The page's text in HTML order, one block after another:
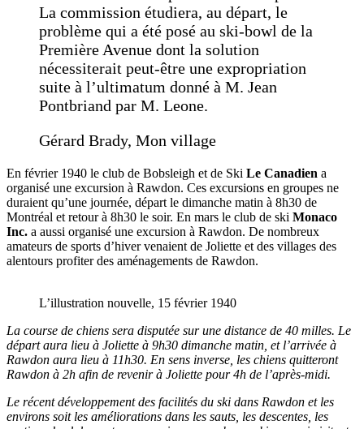
La commission étudiera, au départ, le
problème qui a été posé au ski-bowl de la
Première Avenue dont la solution
nécessiterait peut-être une expropriation
suite à l’ultimatum donné à M. Jean
Pontbriand par M. Leone.
Gérard Brady, Mon village
En février 1940 le club de Bobsleigh et de Ski Le Canadien a
organisé une excursion à Rawdon. Ces excursions en groupes ne
duraient qu’une journée, départ le dimanche matin à 8h30 de
Montréal et retour à 8h30 le soir. En mars le club de ski Monaco
Inc. a aussi organisé une excursion à Rawdon. De nombreux
amateurs de sports d’hiver venaient de Joliette et des villages des
alentours profiter des aménagements de Rawdon.
L’illustration nouvelle, 15 février 1940
La course de chiens sera disputée sur une distance de 40 milles. Le
départ aura lieu à Joliette à 9h30 dimanche matin, et l’arrivée à
Rawdon aura lieu à 11h30. En sens inverse, les chiens quitteront
Rawdon à 2h afin de revenir à Joliette pour 4h de l’après-midi.
Le récent développement des facilités du ski dans Rawdon et les
environs soit les améliorations dans les sauts, les descentes, les